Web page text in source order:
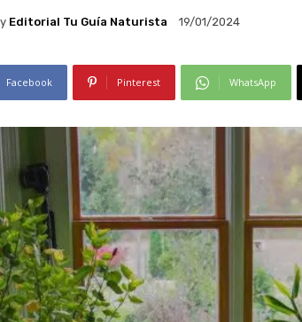
Editorial Tu Guía Naturista 19/01/2024
Facebook Pinterest WhatsApp